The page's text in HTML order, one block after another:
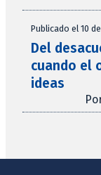
Publicado el 10
Del
cuando el
ideas